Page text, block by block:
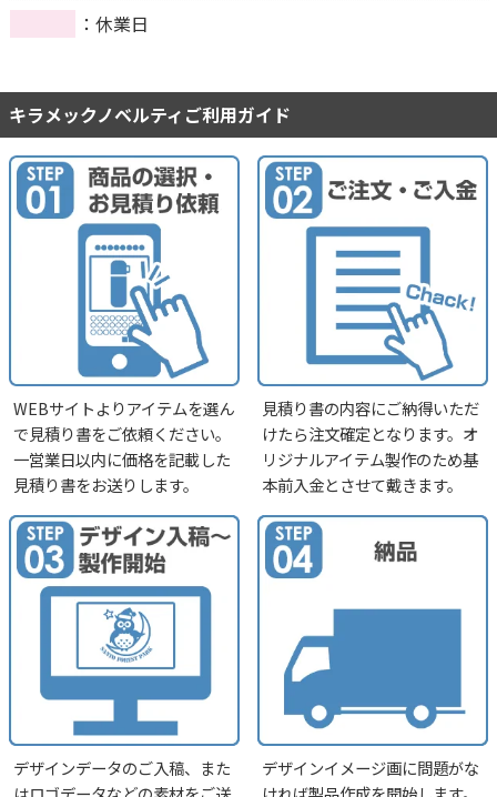
休業日
キラメックノベルティご利用ガイド
WEBサイトよりアイテムを選ん
で見積り書をご依頼ください。
一営業日以内に価格を記載した
見積り書をお送りします。
見積り書の内容にご納得いただ
けたら注文確定となります。オ
リジナルアイテム製作のため基
本前入金とさせて戴きます。
デザインデータのご入稿、また
デザインイメージ画に問題がな